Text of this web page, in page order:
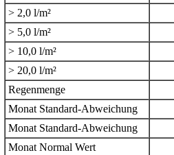
> 2,0 l/m²
> 5,0 l/m²
> 10,0 l/m²
> 20,0 l/m²
Regenmenge
Monat Standard-Abweichung
Monat Standard-Abweichung
Monat Normal Wert